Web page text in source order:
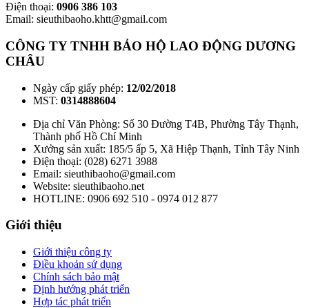
Điện thoại: 0906 386 103
Email: sieuthibaoho.khtt@gmail.com
CÔNG TY TNHH BẢO HỘ LAO ĐỘNG DƯƠNG
CHÂU
Ngày cấp giấy phép: 12/02/2018
MST: 0314888604
Địa chỉ Văn Phòng: Số 30 Đường T4B, Phường Tây Thạnh,
Thành phố Hồ Chí Minh
Xưởng sản xuất: 185/5 ấp 5, Xã Hiệp Thạnh, Tỉnh Tây Ninh
Điện thoại: (028) 6271 3988
Email: sieuthibaoho@gmail.com
Website: sieuthibaoho.net
HOTLINE: 0906 692 510 - 0974 012 877
Giới thiệu
Giới thiệu công ty
Điều khoản sử dụng
Chính sách bảo mật
Định hướng phát triển
Hợp tác phát triển